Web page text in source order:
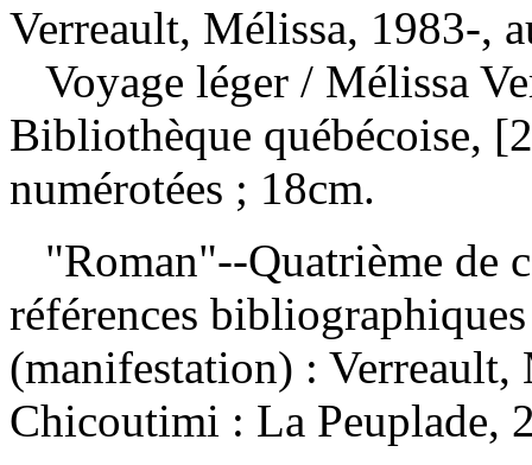
Verreault, Mélissa, 1983-,
Voyage léger / Mélissa
Bibliothèque québécoise,
numérotées ; 18cm.
"Roman"--Quatrième de
références
(manifestation) : Verreault,
Chicoutimi : La